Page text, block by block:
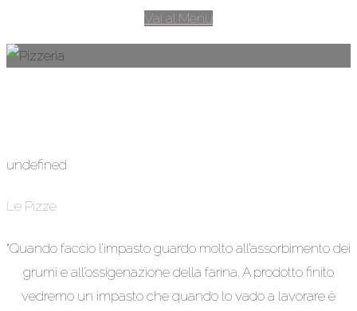
Vai al Menu
undefined
Le Pizze
“Quando faccio l’impasto guardo molto all’assorbimento dei
grumi e all’ossigenazione della farina. A prodotto finito
vedremo un impasto che quando lo vado a lavorare è